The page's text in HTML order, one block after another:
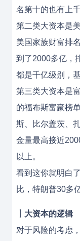
名第十的也有上
第二类大资本是
美国家族财富排
到了2000多亿，
都是千亿级别，
第三类大资本是
的福布斯富豪榜
斯、比尔盖茨、
金量最高接近
以上。
看到这你就明白
比，特朗普30多
丨大资本的逻辑
对于风险的考虑